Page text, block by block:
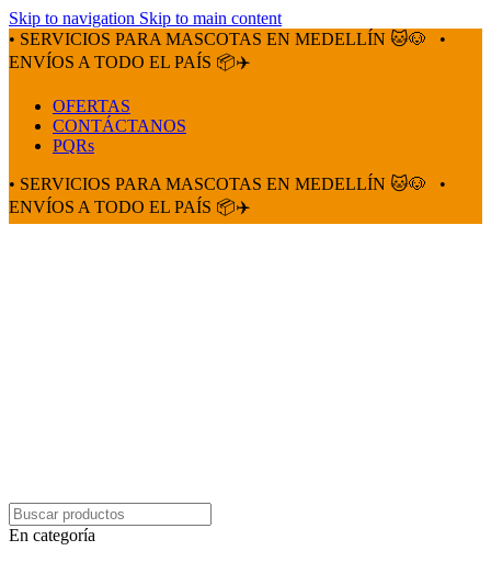
Skip to navigation Skip to main content
• SERVICIOS PARA MASCOTAS EN MEDELLÍN 🐱🐶
•
ENVÍOS A TODO EL PAÍS 📦✈️
OFERTAS
CONTÁCTANOS
PQRs
• SERVICIOS PARA MASCOTAS EN MEDELLÍN 🐱🐶
•
ENVÍOS A TODO EL PAÍS 📦✈️
En categoría